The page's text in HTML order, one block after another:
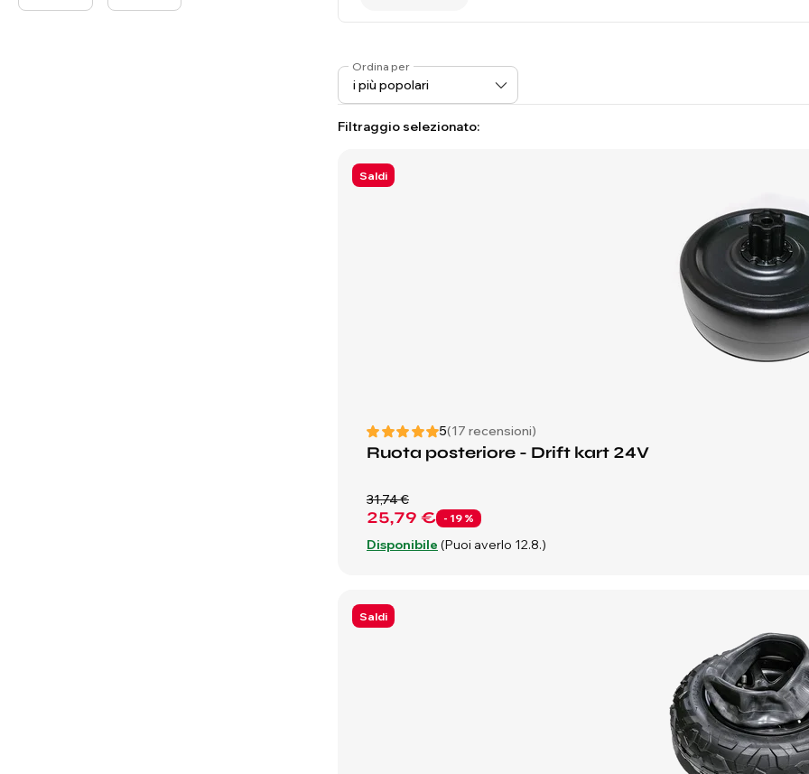
Ordina per
Filtraggio selezionato:
Saldi
5(17 recensioni)
Ruota posteriore - Drift kart 24V
25,79 € - 19 %
31,74 €
Disponibile (Puoi averlo 12.8.)
Saldi